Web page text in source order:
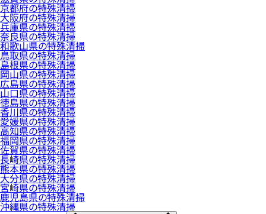
京都府の特殊清掃
大阪府の特殊清掃
兵庫県の特殊清掃
奈良県の特殊清掃
和歌山県の特殊清掃
鳥取県の特殊清掃
島根県の特殊清掃
岡山県の特殊清掃
広島県の特殊清掃
山口県の特殊清掃
徳島県の特殊清掃
香川県の特殊清掃
愛媛県の特殊清掃
高知県の特殊清掃
福岡県の特殊清掃
佐賀県の特殊清掃
長崎県の特殊清掃
熊本県の特殊清掃
大分県の特殊清掃
宮崎県の特殊清掃
鹿児島県の特殊清掃
沖縄県の特殊清掃